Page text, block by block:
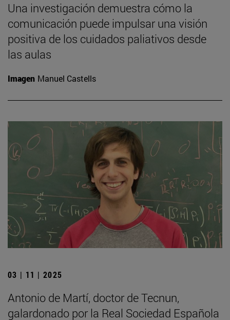
Una investigación demuestra cómo la
comunicación puede impulsar una visión
positiva de los cuidados paliativos desde
las aulas
Imagen Manuel Castells
03 | 11 | 2025
Antonio de Martí, doctor de Tecnun,
galardonado por la Real Sociedad Española